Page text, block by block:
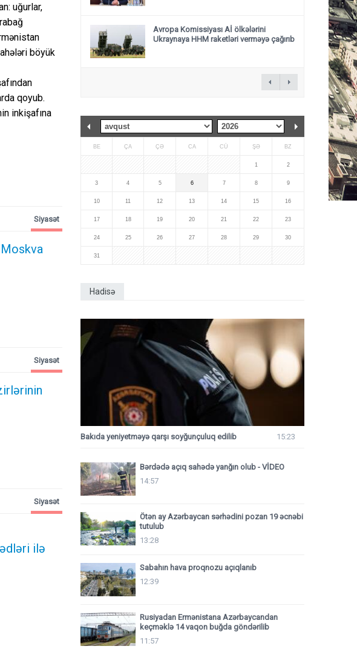
uğurlar,
böyük
qoyub.
inkişafına
Siyasət
Siyasət
ilə
Siyasət
Avropa Komissiyası Aİ ölkələrini
Ukraynaya HHM raketləri verməyə çağırıb
BE ÇA ÇƏ CA CÜ ŞƏ BZ
1 2
3 4 5 6 7 8 9
10 11 12 13 14 15 16
17 18 19 20 21 22 23
24 25 26 27 28 29 30
31
Hadisə
Bakıda yeniyetməyə qarşı soyğunçuluq edilib 15:23
Bərdədə açıq sahədə yanğın olub - VİDEO
14:57
Ötən ay Azərbaycan sərhədini pozan 19 əcnəbi
tutulub
13:28
Sabahın hava proqnozu açıqlanıb
12:39
Rusiyadan Ermənistana Azərbaycandan
keçməklə 14 vaqon buğda göndərilib
11:57